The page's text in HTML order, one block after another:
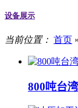
设备展示
当前位置： 首页 »
800吨台